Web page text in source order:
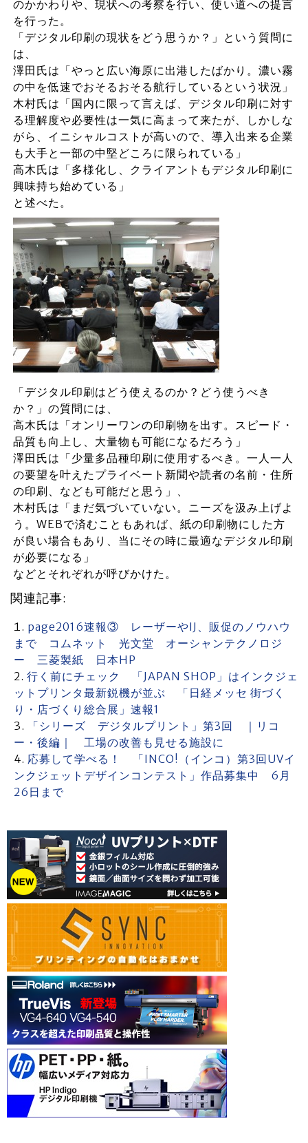
のかかわりや、現状への考察を行い、使い道への提言
を行った。
「デジタル印刷の現状をどう思うか？」という質問に
は、
澤田氏は「やっと広い海原に出港したばかり。濃い霧
の中を低速でおそるおそる航行しているという状況」
木村氏は「国内に限って言えば、デジタル印刷に対す
る理解度や必要性は一気に高まって来たが、しかしな
がら、イニシャルコストが高いので、導入出来る企業
も大手と一部の中堅どころに限られている」
高木氏は「多様化し、クライアントもデジタル印刷に
興味持ち始めている」
と述べた。
「デジタル印刷はどう使えるのか？どう使うべき
か？」の質問には、
高木氏は「オンリーワンの印刷物を出す。スピード・
品質も向上し、大量物も可能になるだろう」
澤田氏は「少量多品種印刷に使用するべき。一人一人
の要望を叶えたプライベート新聞や読者の名前・住所
の印刷、なども可能だと思う」、
木村氏は「まだ気づいていない。ニーズを汲み上げよ
う。WEBで済むこともあれば、紙の印刷物にした方
が良い場合もあり、当にその時に最適なデジタル印刷
が必要になる」
などとそれぞれが呼びかけた。
関連記事:
page2016速報③ レーザーやIJ、販促のノウハウ
まで コムネット 光文堂 オーシャンテクノロジ
ー 三菱製紙 日本HP
行く前にチェック 「JAPAN SHOP」はインクジェ
ットプリンタ最新鋭機が並ぶ 「日経メッセ 街づく
り・店づくり総合展」速報1
「シリーズ デジタルプリント」第3回 ｜リコ
ー・後編｜ 工場の改善も見せる施設に
応募して学べる！ 「INCO!（インコ）第3回UVイ
ンクジェットデザインコンテスト」作品募集中 6月
26日まで